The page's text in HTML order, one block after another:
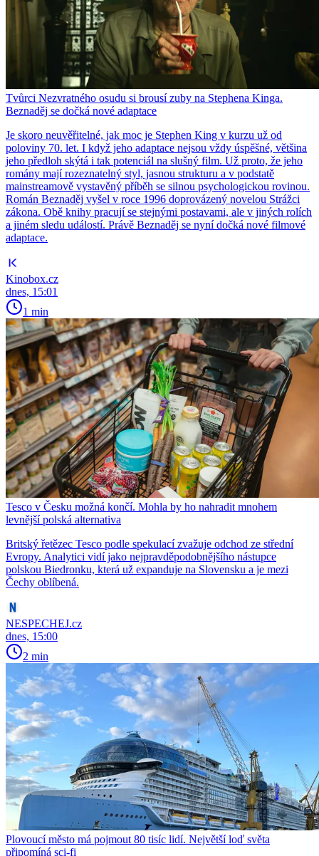
Tvůrci Nezvratného osudu si brousí zuby na Stephena Kinga.
Beznaděj se dočká nové adaptace
Je skoro neuvěřitelné, jak moc je Stephen King v kurzu už od
poloviny 70. let. I když jeho adaptace nejsou vždy úspěšné, většina
jeho předloh skýtá i tak potenciál na slušný film. Už proto, že jeho
romány mají rozeznatelný styl, jasnou strukturu a v podstatě
mainstreamově vystavěný příběh se silnou psychologickou rovinou.
Román Beznaděj vyšel v roce 1996 doprovázený novelou Strážci
zákona. Obě knihy pracují se stejnými postavami, ale v jiných rolích
a jiném sledu událostí. Právě Beznaděj se nyní dočká nové filmové
adaptace.
Kinobox.cz
dnes, 15:01
1 min
Tesco v Česku možná končí. Mohla by ho nahradit mnohem
levnější polská alternativa
Britský řetězec Tesco podle spekulací zvažuje odchod ze střední
Evropy. Analytici vidí jako nejpravděpodobnějšího nástupce
polskou Biedronku, která už expanduje na Slovensku a je mezi
Čechy oblíbená.
NESPECHEJ.cz
dnes, 15:00
2 min
Plovoucí město má pojmout 80 tisíc lidí. Největší loď světa
připomíná sci-fi